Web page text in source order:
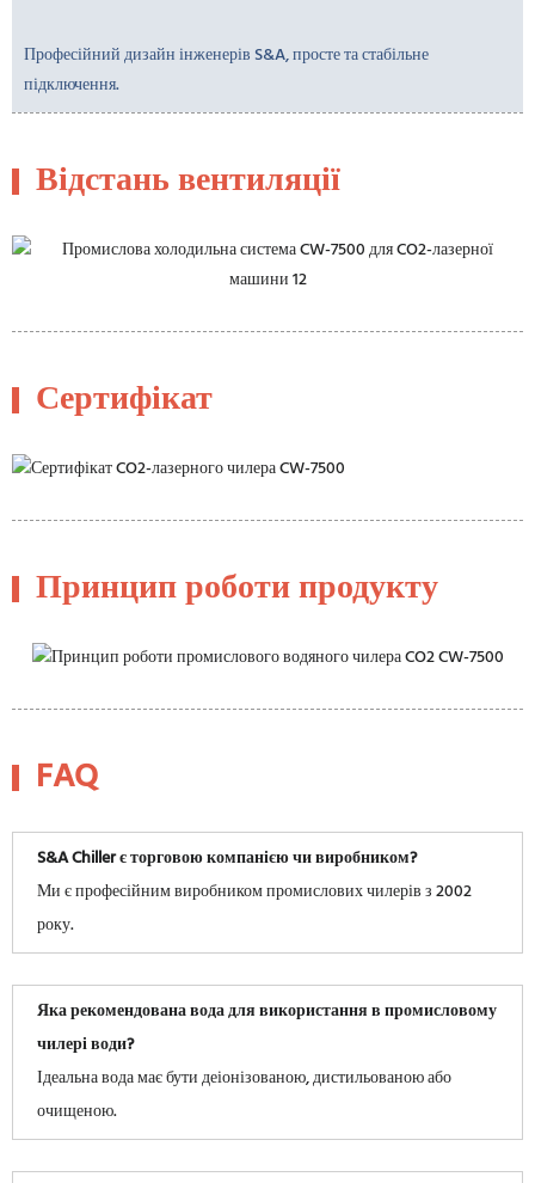
Професійний дизайн інженерів S&A, просте та стабільне
підключення.
Відстань вентиляції
Сертифікат
Принцип роботи продукту
FAQ
S&A Chiller є торговою компанією чи виробником?
Ми є професійним виробником промислових чилерів з 2002
року.
Яка рекомендована вода для використання в промисловому
чилері води?
Ідеальна вода має бути деіонізованою, дистильованою або
очищеною.